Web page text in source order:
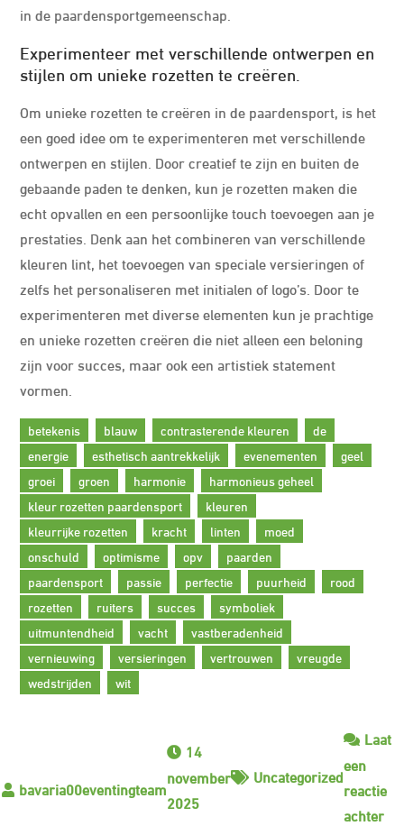
in de paardensportgemeenschap.
Experimenteer met verschillende ontwerpen en
stijlen om unieke rozetten te creëren.
Om unieke rozetten te creëren in de paardensport, is het
een goed idee om te experimenteren met verschillende
ontwerpen en stijlen. Door creatief te zijn en buiten de
gebaande paden te denken, kun je rozetten maken die
echt opvallen en een persoonlijke touch toevoegen aan je
prestaties. Denk aan het combineren van verschillende
kleuren lint, het toevoegen van speciale versieringen of
zelfs het personaliseren met initialen of logo’s. Door te
experimenteren met diverse elementen kun je prachtige
en unieke rozetten creëren die niet alleen een beloning
zijn voor succes, maar ook een artistiek statement
vormen.
betekenis blauw contrasterende kleuren
de
energie
esthetisch aantrekkelijk evenementen
geel
groei
groen harmonie
harmonieus geheel
kleur rozetten paardensport
kleuren
kleurrijke rozetten
kracht linten
moed
onschuld
optimisme opv
paarden
paardensport
passie perfectie puurheid
rood
rozetten
ruiters succes
symboliek
uitmuntendheid
vacht
vastberadenheid
vernieuwing
versieringen vertrouwen
vreugde
wedstrijden
wit
14
november
2025
Uncategorized
Laat
een
reactie
achterop